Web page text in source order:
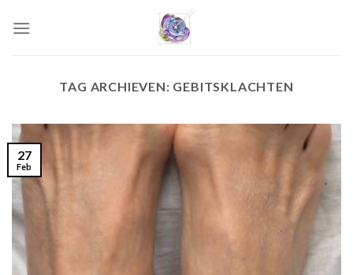
TAG ARCHIEVEN: GEBITSKLACHTEN
27
Feb